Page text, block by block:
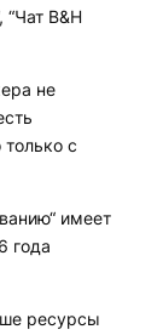
“Чат B&H
не
с
имеет
года
ресурсы